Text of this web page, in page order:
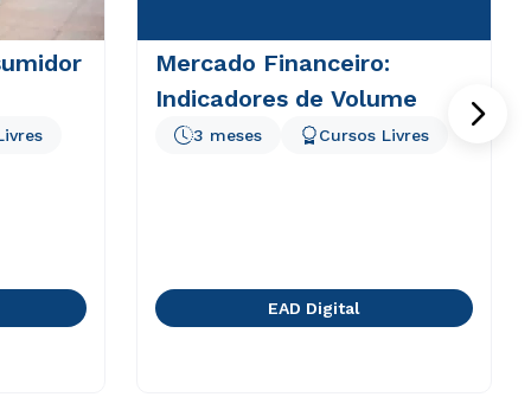
Mercado Financeiro:
Indicadores de Volume
3 meses Cursos Livres
EAD Digital